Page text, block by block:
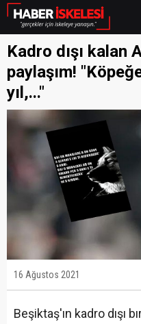
Kadro dışı kalan
paylaşım!
yıl,..."
16 Ağustos 2021
Beşiktaş'ın kadro dışı